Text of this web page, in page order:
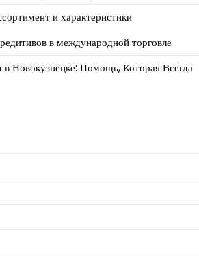
и характеристики
в международной торговле
Новокузнецке: Помощь, Которая Всегда